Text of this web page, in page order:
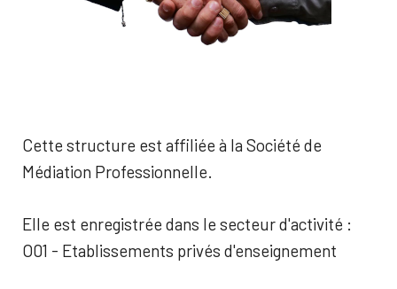
Cette structure est affiliée à la Société de
Médiation Professionnelle.
Elle est enregistrée dans le secteur d'activité :
O01 - Etablissements privés d'enseignement